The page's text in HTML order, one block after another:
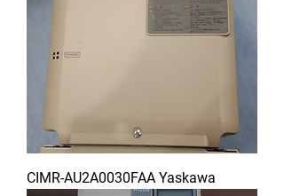
CIMR-AU2A0030FAA Yaskawa